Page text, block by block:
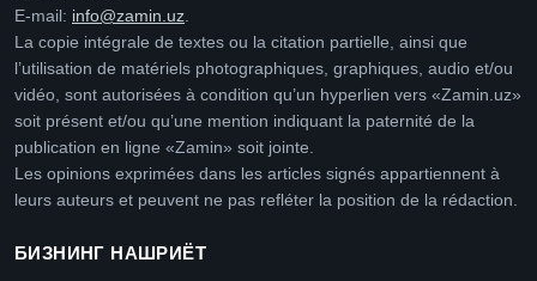
E-mail: info@zamin.uz.
La copie intégrale de textes ou la citation partielle, ainsi que
l’utilisation de matériels photographiques, graphiques, audio et/ou
vidéo, sont autorisées à condition qu’un hyperlien vers «Zamin.uz»
soit présent et/ou qu’une mention indiquant la paternité de la
publication en ligne «Zamin» soit jointe.
Les opinions exprimées dans les articles signés appartiennent à
leurs auteurs et peuvent ne pas refléter la position de la rédaction.
БИЗНИНГ НАШРИЁТ